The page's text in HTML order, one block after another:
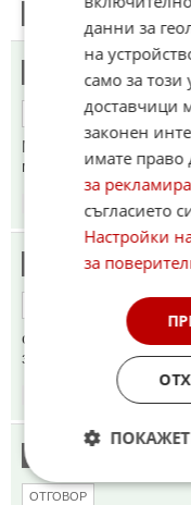
Да бе , да
ОТГОВОР
Много сте ербап. Все
мре за нас, ако се
Нито един
оставен да плаща под
за нато макар и с
17.06.2026
1111
ОТГОВОР
данни за
на
само за този
доставчици
законен
имате право
за
съгласието
Настройки
за